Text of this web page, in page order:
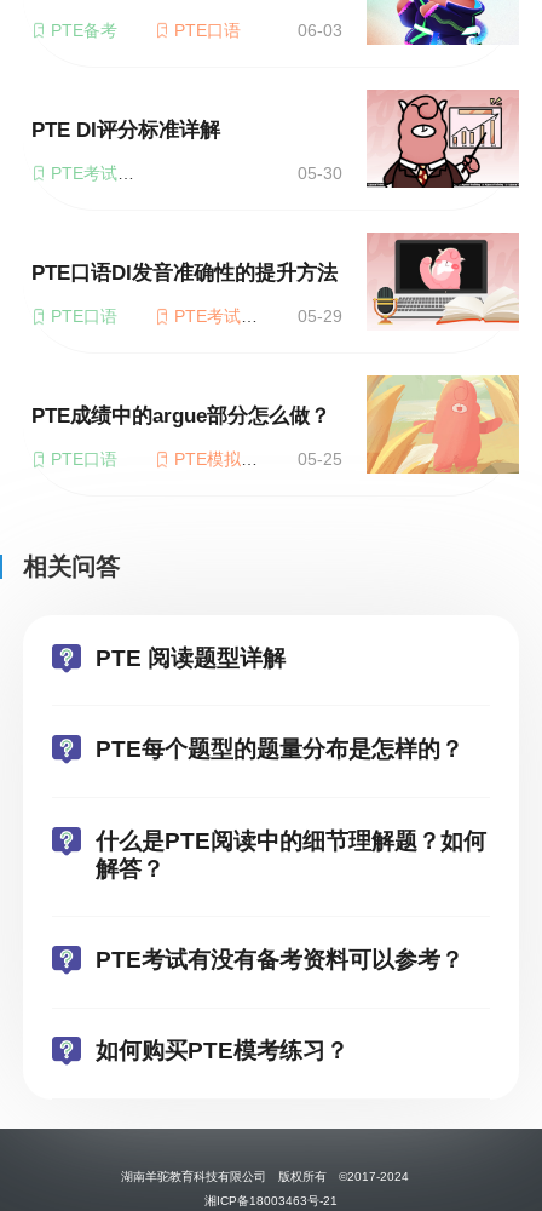
PTE备考 PTE口语 06-03
PTE DI评分标准详解
PTE考试题型 05-30
PTE口语DI发音准确性的提升方法
PTE口语 PTE考试题型 05-29
PTE成绩中的argue部分怎么做？
PTE口语 PTE模拟考试 05-25
相关问答
PTE 阅读题型详解
PTE每个题型的题量分布是怎样的？
什么是PTE阅读中的细节理解题？如何
解答？
PTE考试有没有备考资料可以参考？
如何购买PTE模考练习？
湖南羊驼教育科技有限公司 版权所有 ©2017-2024
湘ICP备18003463号-21